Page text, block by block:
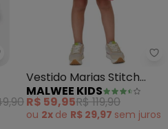
Baby - Vestido Bebê
Vestido Marias Stitch
(Rosê)
MALWEE KIDS
R$ 59,95R$ 119,90
ou 2x de R$ 29,97 sem juros